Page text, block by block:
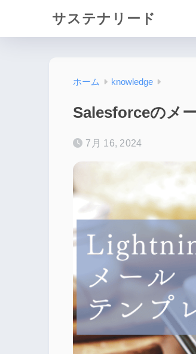
サステナリード
ホーム knowledge
Salesforceのメ
7月 16, 2024